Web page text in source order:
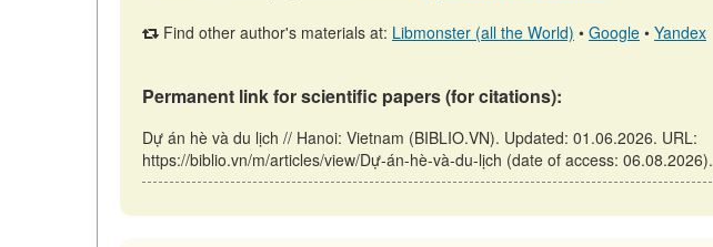
Find other author's materials at: Libmonster (all the World) • Google • Yandex
Permanent link for scientific papers (for citations):
Dự án hè và du lịch // Hanoi: Vietnam (BIBLIO.VN). Updated: 01.06.2026. URL:
https://biblio.vn/m/articles/view/Dự-án-hè-và-du-lịch (date of access: 06.08.2026).